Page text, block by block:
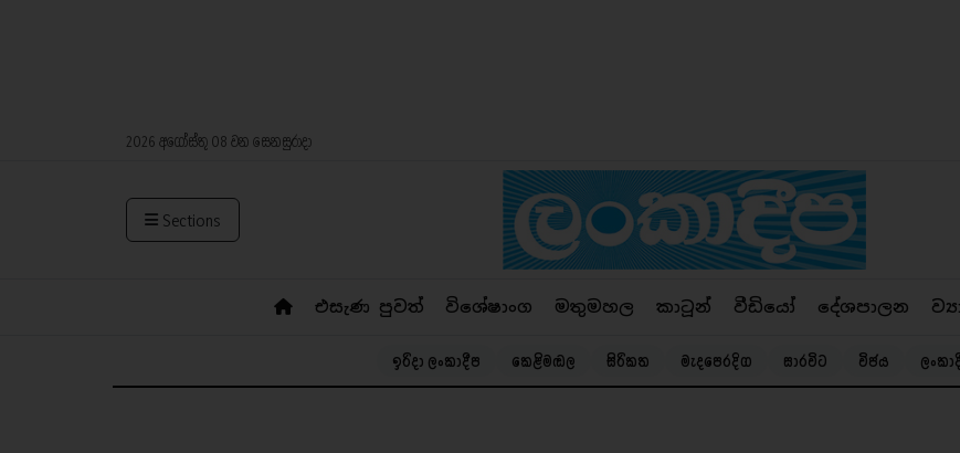
2026 අගෝස්තු 08 වන සෙනසුරාදා
Sections
එසැණ පුවත් විශේෂාංග මතුමහල කාටූන් වීඩියෝ දේශපාලන
ඉරිදා ලංකාදීප කෙළිමඬල සිරිකත මැදපෙරදිග සාරවිට විජය